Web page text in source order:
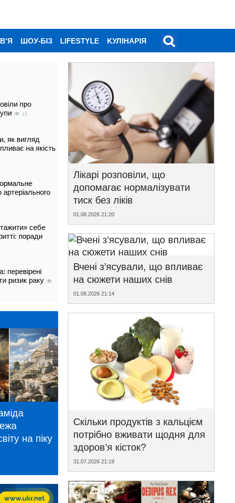
ШОУ-БІЗ LIFESTYLE KУЛІНАРІЯ
про
15
як вигляд
на якість
себе
поради
перевірені
ризик раку
на піку
Лікарі розповіли, що
допомагає нормалізувати
тиск без ліків
01.08.2026 21:20
Вчені з’ясували, що впливає
на сюжети наших снів
01.08.2026 21:14
Скільки продуктів з кальцієм
потрібно вживати щодня для
здоров’я кісток?
31.07.2026 21:19